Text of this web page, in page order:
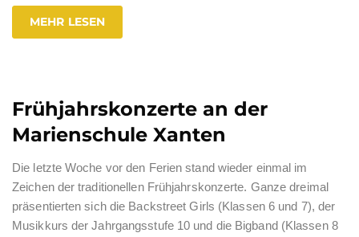
MEHR LESEN
Frühjahrskonzerte an der
Marienschule Xanten
Die letzte Woche vor den Ferien stand wieder einmal im
Zeichen der traditionellen Frühjahrskonzerte. Ganze dreimal
präsentierten sich die Backstreet Girls (Klassen 6 und 7), der
Musikkurs der Jahrgangsstufe 10 und die Bigband (Klassen 8